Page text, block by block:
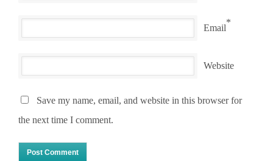
Email
*
Website
Save my name, email, and website in this browser for
the next time I comment.